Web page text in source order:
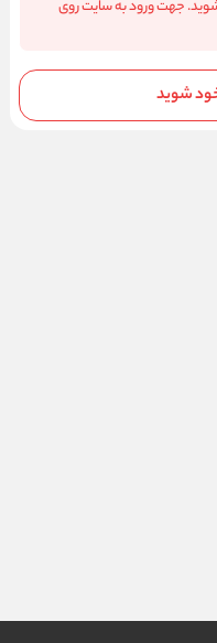
شوید. جهت ورود به سایت روی
شوید